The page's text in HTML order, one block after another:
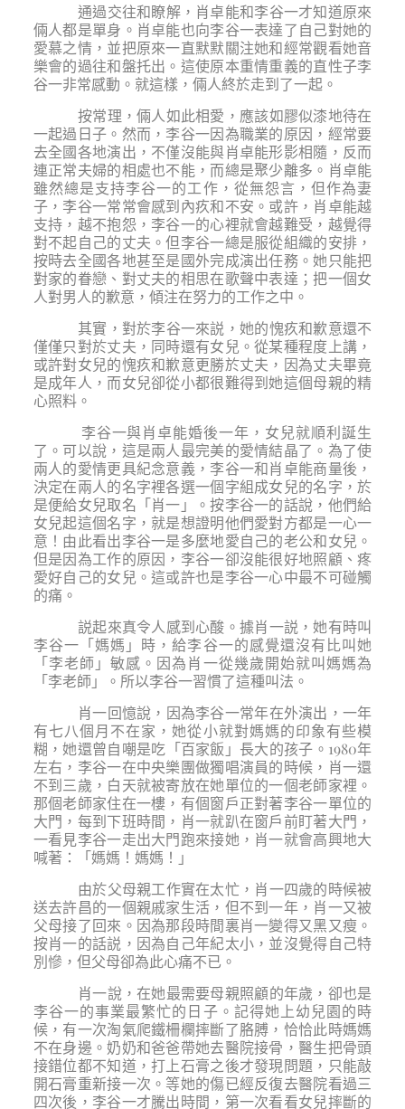
通過交往和瞭解，肖卓能和李谷一才知道原來
倆人都是單身。肖卓能也向李谷一表達了自己對她的
愛慕之情，並把原來一直默默關注她和經常觀看她音
樂會的過往和盤托出。這使原本重情重義的直性子李
谷一非常感動。就這樣，倆人終於走到了一起。
按常理，倆人如此相愛，應該如膠似漆地待在
一起過日子。然而，李谷一因為職業的原因，經常要
去全國各地演出，不僅沒能與肖卓能形影相隨，反而
連正常夫婦的相處也不能，而總是聚少離多。肖卓能
雖然總是支持李谷一的工作，從無怨言，但作為妻
子，李谷一常常會感到內疚和不安。或許，肖卓能越
支持，越不抱怨，李谷一的心裡就會越難受，越覺得
對不起自己的丈夫。但李谷一總是服從組織的安排，
按時去全國各地甚至是國外完成演出任務。她只能把
對家的眷戀、對丈夫的相思在歌聲中表達；把一個女
人對男人的歉意，傾注在努力的工作之中。
其實，對於李谷一來説，她的愧疚和歉意還不
僅僅只對於丈夫，同時還有女兒。從某種程度上講，
或許對女兒的愧疚和歉意更勝於丈夫，因為丈夫畢竟
是成年人，而女兒卻從小都很難得到她這個母親的精
心照料。
李谷一與肖卓能婚後一年，女兒就順利誕生
了。可以說，這是兩人最完美的愛情結晶了。為了使
兩人的愛情更具紀念意義，李谷一和肖卓能商量後，
決定在兩人的名字裡各選一個字組成女兒的名字，於
是便給女兒取名「肖一」。按李谷一的話說，他們給
女兒起這個名字，就是想證明他們愛對方都是一心一
意！由此看出李谷一是多麼地愛自己的老公和女兒。
但是因為工作的原因，李谷一卻沒能很好地照顧、疼
愛好自己的女兒。這或許也是李谷一心中最不可碰觸
的痛。
説起來真令人感到心酸。據肖一説，她有時叫
李谷一「媽媽」時，給李谷一的感覺還沒有比叫她
「李老師」敏感。因為肖一從幾歲開始就叫媽媽為
「李老師」。所以李谷一習慣了這種叫法。
肖一回憶說，因為李谷一常年在外演出，一年
有七八個月不在家，她從小就對媽媽的印象有些模
糊，她還曾自嘲是吃「百家飯」長大的孩子。1980年
左右，李谷一在中央樂團做獨唱演員的時候，肖一還
不到三歲，白天就被寄放在她單位的一個老師家裡。
那個老師家住在一樓，有個窗戶正對著李谷一單位的
大門，每到下班時間，肖一就趴在窗戶前盯著大門，
一看見李谷一走出大門跑來接她，肖一就會高興地大
喊著：「媽媽！媽媽！」
由於父母親工作實在太忙，肖一四歲的時候被
送去許昌的一個親戚家生活，但不到一年，肖一又被
父母接了回來。因為那段時間裏肖一變得又黑又瘦。
按肖一的話説，因為自己年紀太小，並沒覺得自己特
別慘，但父母卻為此心痛不已。
肖一說，在她最需要母親照顧的年歲，卻也是
李谷一的事業最繁忙的日子。記得她上幼兒園的時
候，有一次淘氣爬鐵柵欄摔斷了胳膊，恰恰此時媽媽
不在身邊。奶奶和爸爸帶她去醫院接骨，醫生把骨頭
接錯位都不知道，打上石膏之後才發現問題，只能敲
開石膏重新接一次。等她的傷已經反復去醫院看過三
四次後，李谷一才騰出時間，第一次看看女兒摔斷的